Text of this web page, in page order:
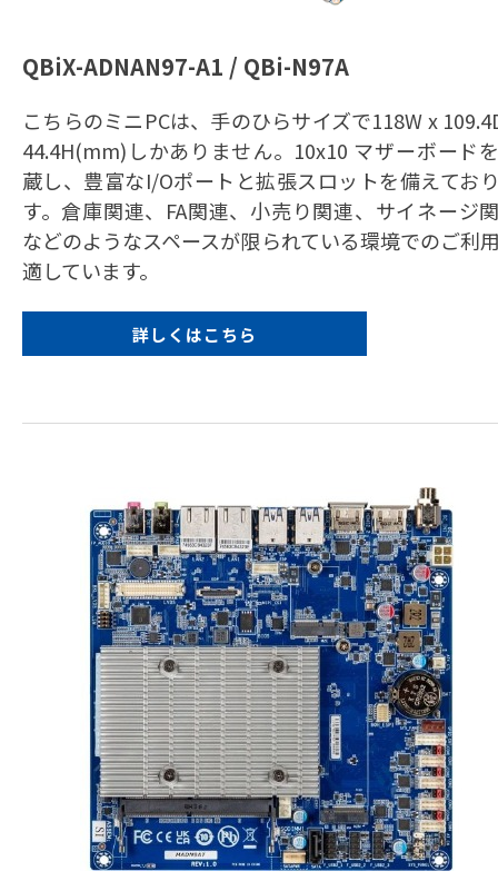
QBiX-ADNAN97-A1 / QBi-N97A
こちらのミニPCは、手のひらサイズで118W x
44.4H(mm)しかありません。10x10 マザーボード
蔵し、豊富なI/Oポートと拡張スロットを備えてお
す。倉庫関連、FA関連、小売り関連、サイネージ
などのようなスペースが限られている環境でのご利
適しています。
詳しくはこちら